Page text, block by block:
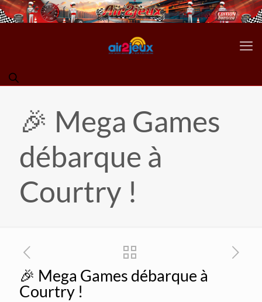
🎉 Mega Games
débarque à
Courtry !
🎉 Mega Games débarque à
Courtry !